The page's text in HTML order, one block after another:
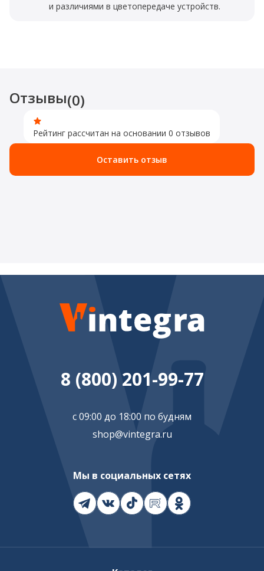
и различиями в цветопередаче устройств.
Отзывы(0)
Рейтинг рассчитан на основании 0 отзывов
Оставить отзыв
8 (800) 201-99-77
с 09:00 до 18:00 по будням
shop@vintegra.ru
Мы в социальных сетях